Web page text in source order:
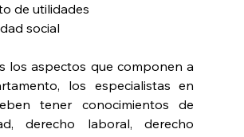
de utilidades
social
los aspectos que componen a
los especialistas en
tener conocimientos de
derecho laboral, derecho